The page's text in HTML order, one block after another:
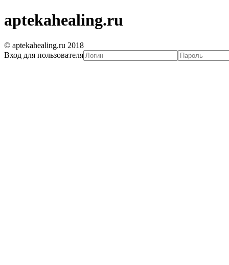
aptekahealing.ru
© aptekahealing.ru 2018
Вход для пользователя